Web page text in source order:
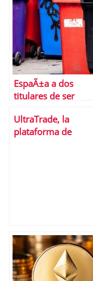
EspaÃ±a a dos
titulares de ser
basura
UltraTrade, la
plataforma de